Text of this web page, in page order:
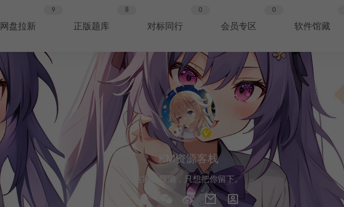
网盘拉新
9
正版题库
8
对标同行
0
会员专区
0
软件馆藏
KM资源客栈
这家伙很懒，只想把你留下。